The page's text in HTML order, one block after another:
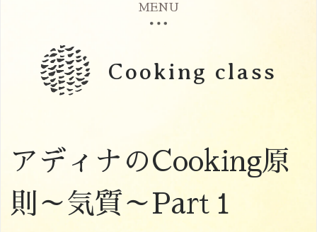
MENU
Cooking class
アディナのCooking原
則～気質～Part１